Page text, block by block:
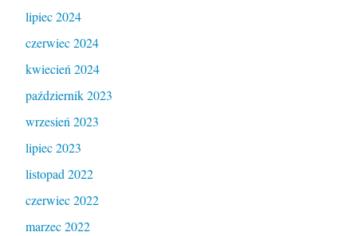
lipiec 2024
czerwiec 2024
kwiecień 2024
październik 2023
wrzesień 2023
lipiec 2023
listopad 2022
czerwiec 2022
marzec 2022